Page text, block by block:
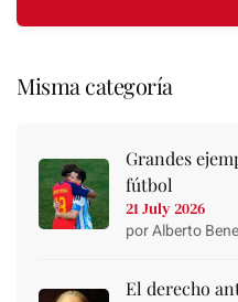
Misma categoría
Grandes
fútbol
21 July 2026
por Alberto
El derecho